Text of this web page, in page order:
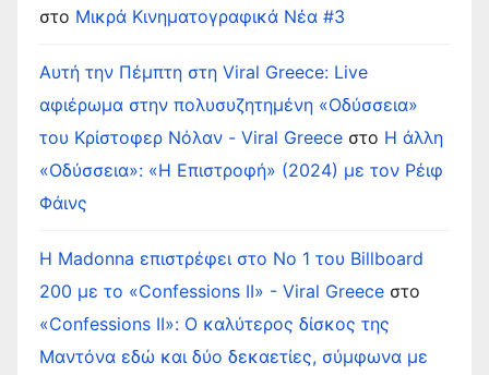
στο Μικρά Κινηματογραφικά Νέα #3
Αυτή την Πέμπτη στη Viral Greece: Live
αφιέρωμα στην πολυσυζητημένη «Οδύσσεια»
του Κρίστοφερ Νόλαν - Viral Greece στο Η άλλη
«Οδύσσεια»: «Η Επιστροφή» (2024) με τον Ρέιφ
Φάινς
Η Madonna επιστρέφει στο Νο 1 του Billboard
200 με το «Confessions II» - Viral Greece στο
«Confessions II»: Ο καλύτερος δίσκος της
Μαντόνα εδώ και δύο δεκαετίες, σύμφωνα με